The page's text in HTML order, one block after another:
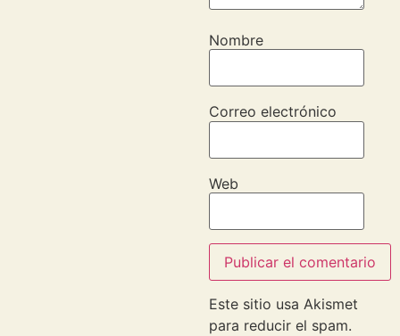
Nombre
Correo electrónico
Web
Este sitio usa Akismet
para reducir el spam.